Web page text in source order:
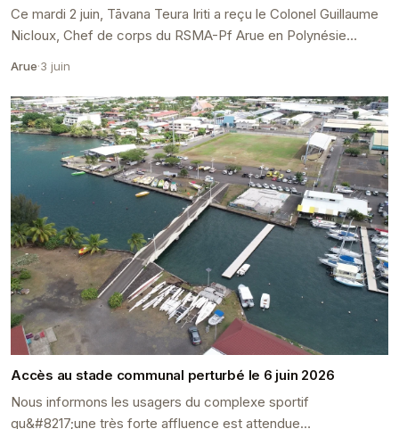
Ce mardi 2 juin, Tāvana Teura Iriti a reçu le Colonel Guillaume
Nicloux, Chef de corps du RSMA-Pf Arue en Polynésie
Arue·3 juin
Accès au stade communal perturbé le 6 juin 2026
Nous informons les usagers du complexe sportif
qu&#8217;une très forte affluence est attendue